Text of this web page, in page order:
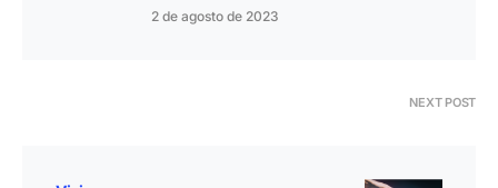
2 de agosto de 2023
NEXT POST